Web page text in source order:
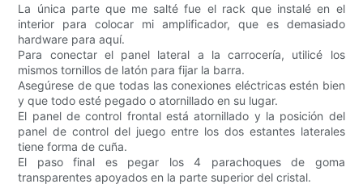
La única parte que me salté fue el rack que instalé en el
interior para colocar mi amplificador, que es demasiado
hardware para aquí.
Para conectar el panel lateral a la carrocería, utilicé los
mismos tornillos de latón para fijar la barra.
Asegúrese de que todas las conexiones eléctricas estén bien
y que todo esté pegado o atornillado en su lugar.
El panel de control frontal está atornillado y la posición del
panel de control del juego entre los dos estantes laterales
tiene forma de cuña.
El paso final es pegar los 4 parachoques de goma
transparentes apoyados en la parte superior del cristal.